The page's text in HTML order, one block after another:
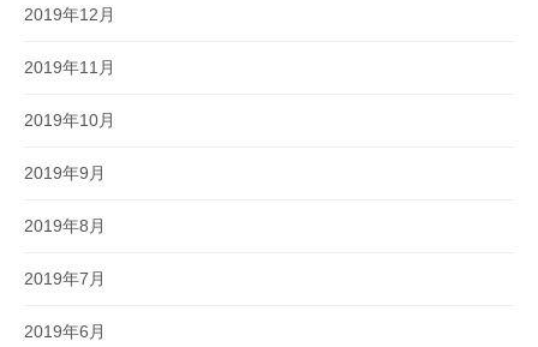
2019年12月
2019年11月
2019年10月
2019年9月
2019年8月
2019年7月
2019年6月